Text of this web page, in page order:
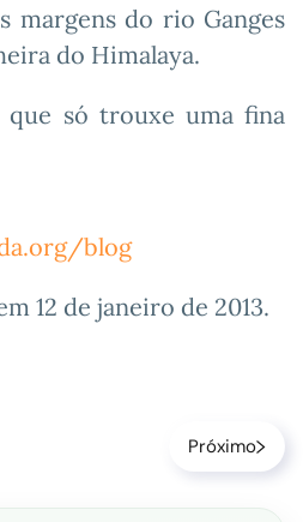
margens do rio Ganges
do Himalaya.
que só trouxe uma fina
blog
12 de janeiro de 2013.
Próximo